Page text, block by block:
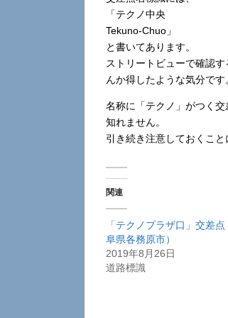
「テクノ中央
Tekuno-Chuo」
と書いてあります。
ストリートビューで確認
んか得したような気分です
名称に「テクノ」がつく
知れません。
引き続き注意しておくこと
関連
「テクノプラザ口」交差点
阜県各務原市）
2019年8月26日
道路標識